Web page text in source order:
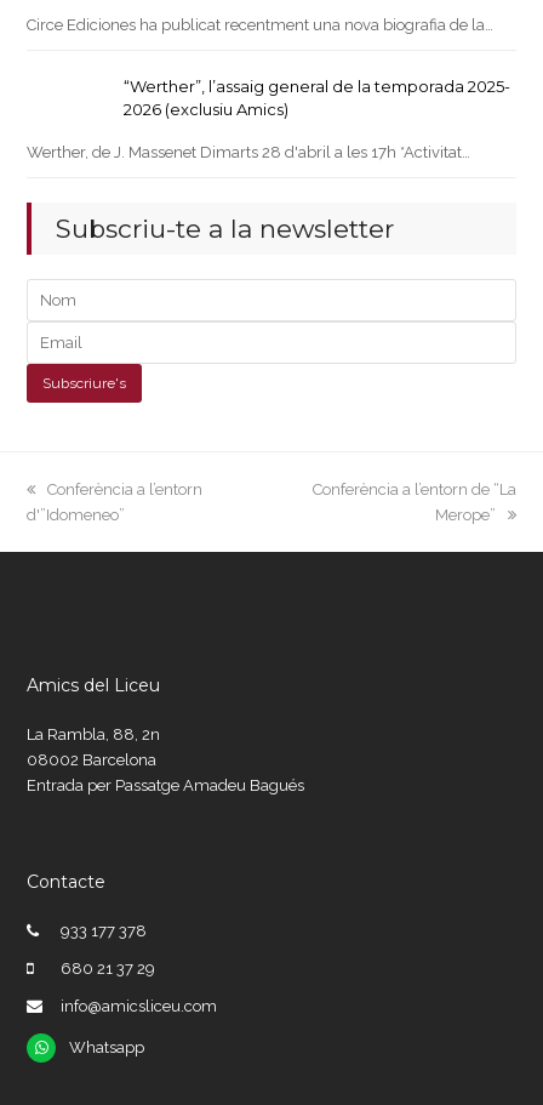
Circe Ediciones ha publicat recentment una nova biografia de la…
“Werther”, l’assaig general de la temporada 2025-
2026 (exclusiu Amics)
Werther, de J. Massenet Dimarts 28 d'abril a les 17h *Activitat…
Subscriu-te a la newsletter
previous
post:
Conferència a l’entorn
d'”Idomeneo”
next
Conferència a l’entorn de “La
Merope”
Amics del Liceu
La Rambla, 88, 2n
08002 Barcelona
Entrada per Passatge Amadeu Bagués
Contacte
933 177 378
680 21 37 29
info@amicsliceu.com
Whatsapp
Whatsapp